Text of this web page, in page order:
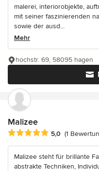
malerei, interiorobjekte,
mit seiner faszinierenden
sowie der ausd...
Mehr
hochstr. 69, 58095 hagen
Malizee
Durchschnittliche
5,0 (1
Malizee steht für brillante
abstrakte Techniken,